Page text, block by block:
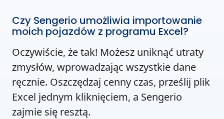
Czy Sengerio umożliwia importowanie
moich pojazdów z programu Excel?
Oczywiście, że tak! Możesz uniknąć utraty
zmysłów, wprowadzając wszystkie dane
ręcznie. Oszczędzaj cenny czas, prześlij plik
Excel jednym kliknięciem, a Sengerio
zajmie się resztą.